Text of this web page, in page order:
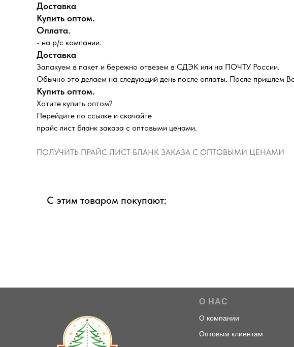
Доставка
Купить оптом.
Оплата.
- на р/с компании.
Доставка
Запакуем в пакет и бережно отвезем в СДЭК или на ПОЧТУ России.
Обычно это делаем на следующий день после оплаты. После пришлем
Купить оптом.
Хотите купить оптом?
Перейдите по ссылке и скачайте
прайс лист бланк заказа с оптовыми ценами.
ПОЛУЧИТЬ ПРАЙС ЛИСТ БЛАНК ЗАКАЗА С ОПТОВЫМИ ЦЕНАМИ
С этим товаром покупают:
О НАС
О компании
Оптовым клиентам